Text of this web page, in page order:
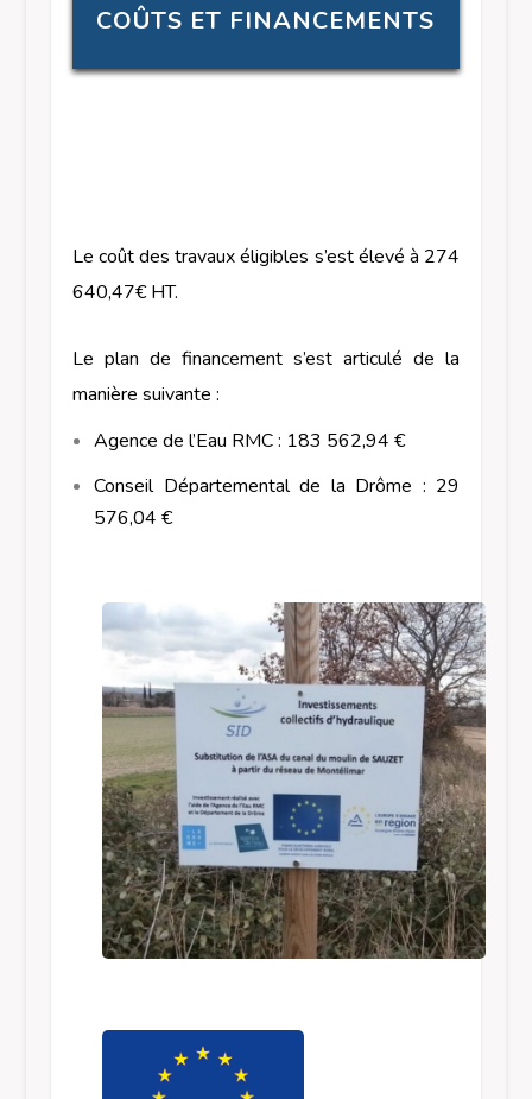
COÛTS ET FINANCEMENTS
Le coût des travaux éligibles s’est élevé à 274
640,47€ HT.
Le plan de financement s’est articulé de la
manière suivante :
Agence de l’Eau RMC : 183 562,94 €
Conseil Départemental de la Drôme : 29
576,04 €